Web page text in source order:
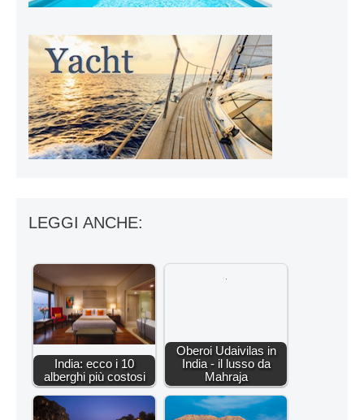
LEGGI ANCHE:
India: ecco i 10
alberghi più costosi
Oberoi Udaivilas in
India - il lusso da
Mahraja